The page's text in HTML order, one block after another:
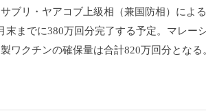
ブリ・ ヤアコブ上級相（兼国防相）によ
末までに380万回分完了する予定。マレー
ワクチンの確保量は合計820万回分となる